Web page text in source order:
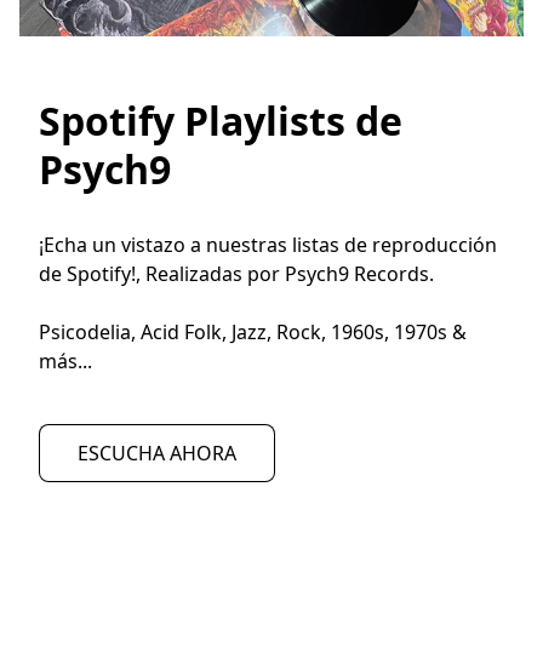
Spotify Playlists de
Psych9
¡Echa un vistazo a nuestras listas de reproducción
de Spotify!, Realizadas por Psych9 Records.
Psicodelia, Acid Folk, Jazz, Rock, 1960s, 1970s &
más...
ESCUCHA AHORA